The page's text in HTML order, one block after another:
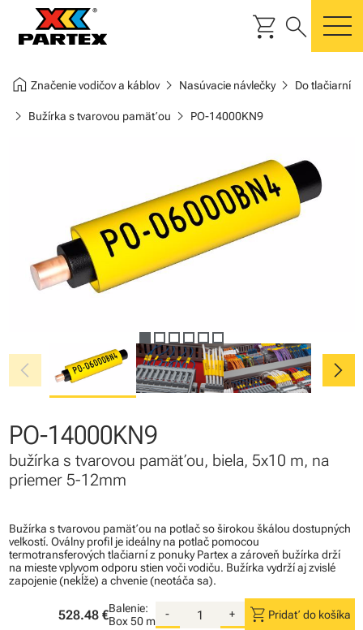
shopping_cart search
home Značenie vodičov a káblovchevron_right Nasúvacie návlečkychevron_right Do tlačiarní
chevron_right Bužírka s tvarovou pamäťou chevron_right PO-14000KN9
chevron_left chevron_right
PO-14000KN9
bužírka s tvarovou pamäťou, biela, 5x10 m, na
priemer 5-12mm
Bužírka s tvarovou pamäťou na potlač so širokou škálou dostupných
veľkostí. Oválny profil je ideálny na potlač pomocou
termotransferových tlačiarní z ponuky Partex a zároveň bužírka drží
na mieste vplyvom odporu stien voči vodiču. Bužírka vydrží aj zvislé
zapojenie (nekĺže) a chvenie (neotáča sa).
528.48 €Balenie:
Box50 m
- + shopping_cart Pridať do košíka